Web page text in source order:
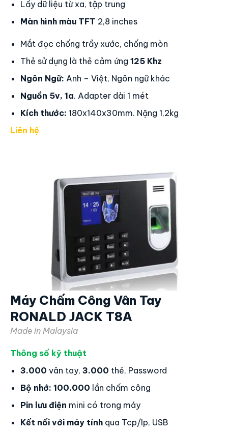
Lấy dữ liệu từ xa, tập trung
Màn hình màu TFT 2,8 inches
Mắt đọc chống trầy xước, chống mòn
Thẻ sử dụng là thẻ cảm ứng 125 Khz
Ngôn Ngữ: Anh – Việt, Ngôn ngữ khác
Nguồn 5v, 1a. Adapter dài 1 mét
Kích thước: 180x140x30mm. Nặng 1,2kg
Liên hệ
Máy Chấm Công Vân Tay
RONALD JACK T8A
Made in Malaysia
Thông số kỹ thuật
3.000 vân tay, 3.000 thẻ, Password
Bộ nhớ: 100.000 lần chấm công
Pin lưu điện mini có trong máy
Kết nối với máy tính qua Tcp/Ip, USB